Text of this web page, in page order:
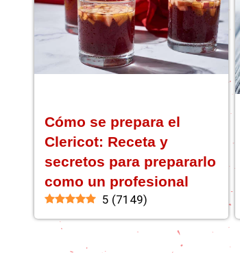
Cómo se prepara el
Clericot: Receta y
secretos para prepararlo
como un profesional
5 (7149)